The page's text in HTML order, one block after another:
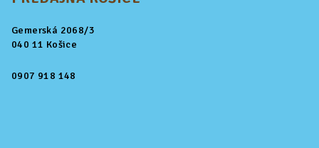
Gemerská 2068/3
040 11 Košice
0907 918 148